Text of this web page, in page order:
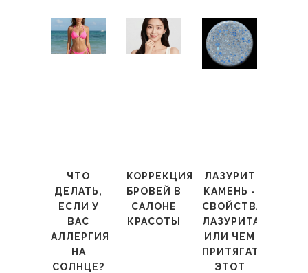
ЧТО
ДЕЛАТЬ,
ЕСЛИ У
ВАС
АЛЛЕРГИЯ
НА
СОЛНЦЕ?
КОРРЕКЦИЯ
БРОВЕЙ В
САЛОНЕ
КРАСОТЫ
ЛАЗУРИТ
КАМЕНЬ -
СВОЙСТВА
ЛАЗУРИТА
ИЛИ ЧЕМ
ПРИТЯГАТЕЛЕН
ЭТОТ